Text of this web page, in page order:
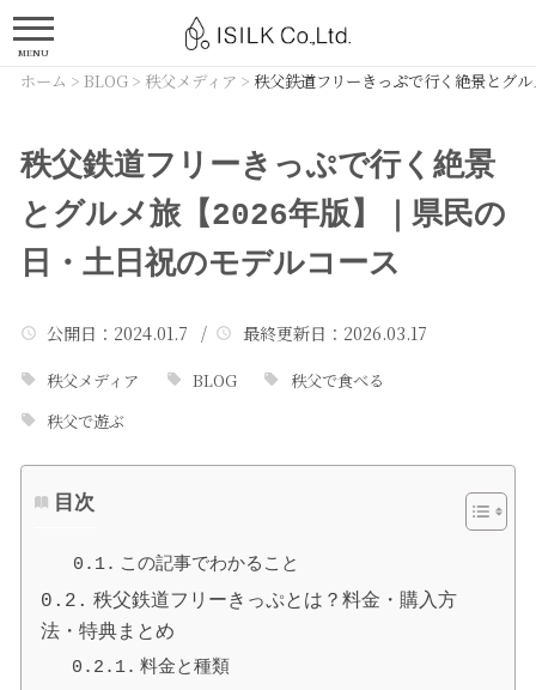
MENU
ホーム > BLOG> 秩父メディア > 秩父鉄道フリーきっぷで行く絶景とグ
秩父鉄道フリーきっぷで行く絶景
とグルメ旅【2026年版】｜県民の
日・土日祝のモデルコース
公開日 ：2024.01.7 / 最終更新日 ：2026.03.17
秩父メディア BLOG
秩父で食べる
秩父で遊ぶ
目次
この記事でわかること
秩父鉄道フリーきっぷとは？料金・購入方
法・特典まとめ
料金と種類